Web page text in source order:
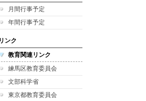
月間行事予定
年間行事予定
リンク
教育関連リンク
練馬区教育委員会
文部科学省
東京都教育委員会